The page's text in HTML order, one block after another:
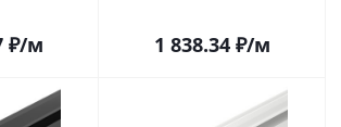
₽/м 1 838.34₽/м